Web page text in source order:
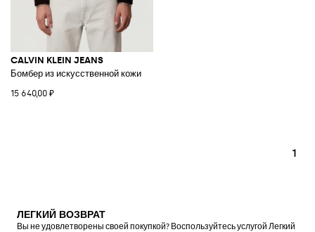
CALVIN KLEIN JEANS
Бомбер из искусственной кожи
15 640,00 ₽
1
ЛЕГКИЙ ВОЗВРАТ
Вы не удовлетворены своей покупкой? Воспользуйтесь услугой Легкий